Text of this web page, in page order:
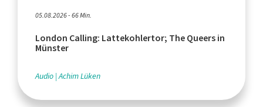
05.08.2026 - 66 Min.
London Calling: Lattekohlertor; The Queers in
Münster
Audio Achim Lüken